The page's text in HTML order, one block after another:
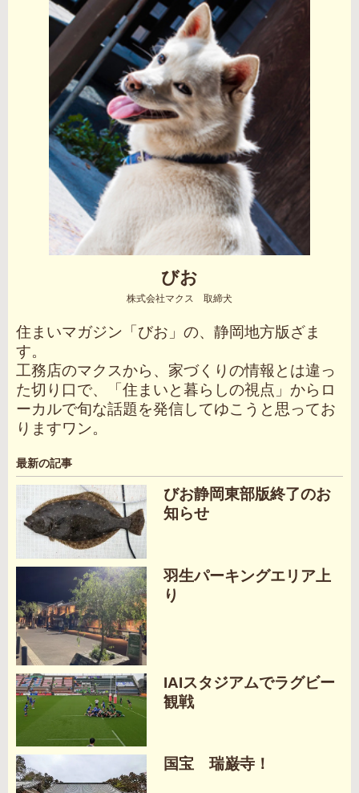
びお
株式会社マクス 取締犬
住まいマガジン「びお」の、静岡地方版ざま
す。
工務店のマクスから、家づくりの情報とは違っ
た切り口で、「住まいと暮らしの視点」からロ
ーカルで旬な話題を発信してゆこうと思ってお
りますワン。
最新の記事
びお静岡東部版終了のお
知らせ
羽生パーキングエリア上
り
IAIスタジアムでラグビー
観戦
国宝 瑞巌寺！